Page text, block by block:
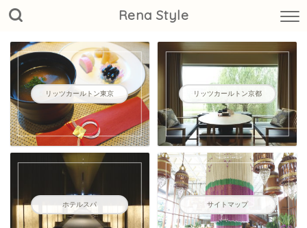
Rena Style
リッツカールトン東京 リッツカールトン京都
ホテルスパ サイトマップ